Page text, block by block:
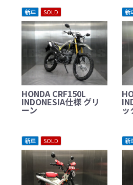
新車 SOLD
HONDA CRF150L
INDONESIA仕様 グリ
ーン
新
ッ
新車 SOLD 新